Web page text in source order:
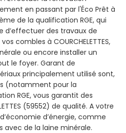
en passant par l'Éco Prêt à
de la qualification RGE, qui
d’effectuer des travaux de
combles à COURCHELETTES,
ou encore installer un
le foyer. Garant de
principalement utilisé sont,
(notamment pour la
RGE, vous garantit des
(59552) de qualité. A votre
d’énergie, comme
avec de la laine minérale.